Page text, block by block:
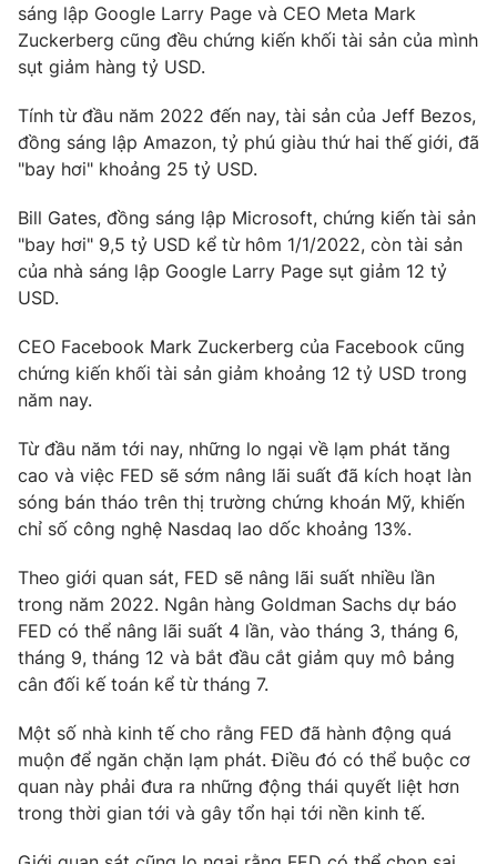
VTV Money VTV Thể thao
Thị trường 24h Tấm lòng Việt
VTV4 Vươn mình bằng AI
VTV9
Liên hệ tòa soạn English
THỜI BÁO VTV
Theo dõi báo trên
Cơ quan chủ quản:
Đài Truyền hình Việt Nam
Cơ quan báo chí:
Thời báo VTV
cấp ngày 29/12/2023
Tổng Biên tập:Vũ Thanh Thủy
Phó Tổng Biên tập:Nguyễn Thị Mỹ Hạnh, Phạm Quốc Thắng,
Nguyễn Trọng Ninh
sáng lập Google Larry Page và CEO Meta Mark
Zuckerberg cũng đều chứng kiến khối tài sản của mình
sụt giảm hàng tỷ USD.
Tính từ đầu năm 2022 đến nay, tài sản của Jeff Bezos,
đồng sáng lập Amazon, tỷ phú giàu thứ hai thế giới, đã
"bay hơi" khoảng 25 tỷ USD.
Bill Gates, đồng sáng lập Microsoft, chứng kiến tài sản
"bay hơi" 9,5 tỷ USD kể từ hôm 1/1/2022, còn tài sản
của nhà sáng lập Google Larry Page sụt giảm 12 tỷ
USD.
CEO Facebook Mark Zuckerberg của Facebook cũng
chứng kiến khối tài sản giảm khoảng 12 tỷ USD trong
năm nay.
Từ đầu năm tới nay, những lo ngại về lạm phát tăng
cao và việc FED sẽ sớm nâng lãi suất đã kích hoạt làn
sóng bán tháo trên thị trường chứng khoán Mỹ, khiến
chỉ số công nghệ Nasdaq lao dốc khoảng 13%.
Theo giới quan sát, FED sẽ nâng lãi suất nhiều lần
trong năm 2022. Ngân hàng Goldman Sachs dự báo
FED có thể nâng lãi suất 4 lần, vào tháng 3, tháng 6,
tháng 9, tháng 12 và bắt đầu cắt giảm quy mô bảng
cân đối kế toán kể từ tháng 7.
Một số nhà kinh tế cho rằng FED đã hành động quá
muộn để ngăn chặn lạm phát. Điều đó có thể buộc cơ
quan này phải đưa ra những động thái quyết liệt hơn
trong thời gian tới và gây tổn hại tới nền kinh tế.